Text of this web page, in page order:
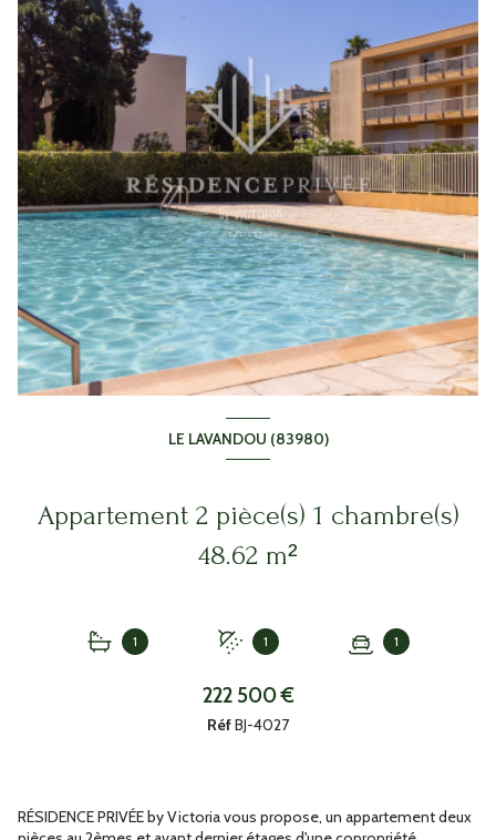
LE LAVANDOU (83980)
Appartement 2 pièce(s) 1 chambre(s)
48.62 m²
1 1 1
222 500 €
RéfBJ-4027
RÉSIDENCE PRIVÉE by Victoria vous propose, un appartement deux